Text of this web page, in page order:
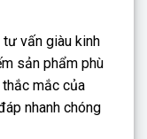
vấn giàu kinh
sản phẩm phù
mắc của
nhanh chóng